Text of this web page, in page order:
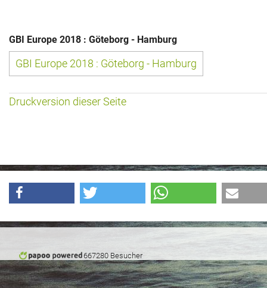
GBI Europe 2018 : Göteborg - Hamburg
GBI Europe 2018 : Göteborg - Hamburg
Druckversion dieser Seite
667280 Besucher